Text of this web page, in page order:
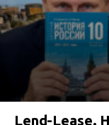
Lend-Lease.